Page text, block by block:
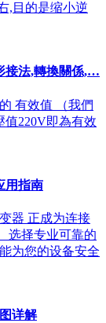
,目的是缩小逆
接法,轉換關係,…
有效值 （我們
值220V即為有效
用指南
器 正成为连接
选择专业可靠的
为您的设备安全
详解